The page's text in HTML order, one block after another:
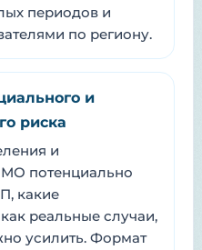
периодов и
по региону.
и
риска
и
потенциально
какие
реальные случаи,
усилить. Формат